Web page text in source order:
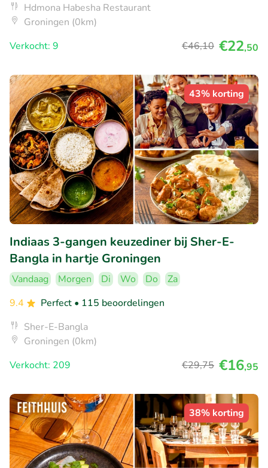
Hdmona Habesha Restaurant
Groningen (0km)
Verkocht: 9
€46,10 €22,50
43% korting
Indiaas 3-gangen keuzediner bij Sher-E-
Bangla in hartje Groningen
Vandaag Morgen Di Wo Do
Za
9.4
Perfect • 115 beoordelingen
Sher-E-Bangla
Groningen (0km)
Verkocht: 209
€29,75 €16,95
38% korting